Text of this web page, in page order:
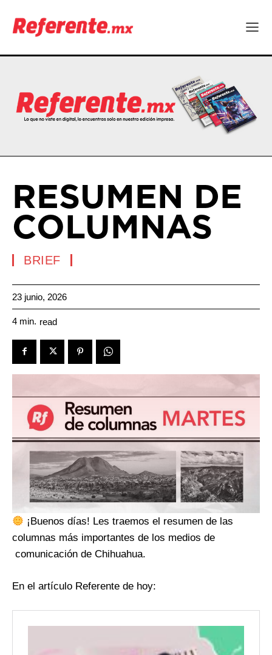
RESUMEN DE
COLUMNAS
BRIEF
23 junio, 2026
4 min. read
¡Buenos días! Les traemos el resumen de las
columnas más importantes de los medios de
comunicación de Chihuahua.
En el artículo Referente de hoy: